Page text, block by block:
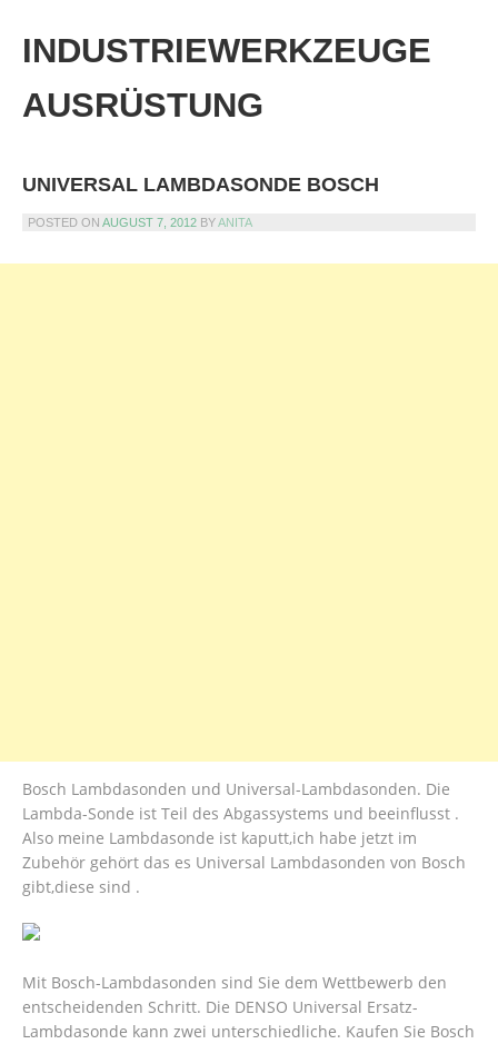
content
INDUSTRIEWERKZEUGE
AUSRÜSTUNG
UNIVERSAL LAMBDASONDE BOSCH
POSTED ON AUGUST 7, 2012 BYANITA
Bosch Lambdasonden und Universal-Lambdasonden. Die
Lambda-Sonde ist Teil des Abgassystems und beeinflusst .
Also meine Lambdasonde ist kaputt,ich habe jetzt im
Zubehör gehört das es Universal Lambdasonden von Bosch
gibt,diese sind .
Mit Bosch-Lambdasonden sind Sie dem Wettbewerb den
entscheidenden Schritt. Die DENSO Universal Ersatz-
Lambdasonde kann zwei unterschiedliche. Kaufen Sie Bosch